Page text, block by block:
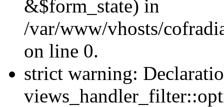
&$form_state) in
/var/www/vhosts/
on line 0.
strict warning: